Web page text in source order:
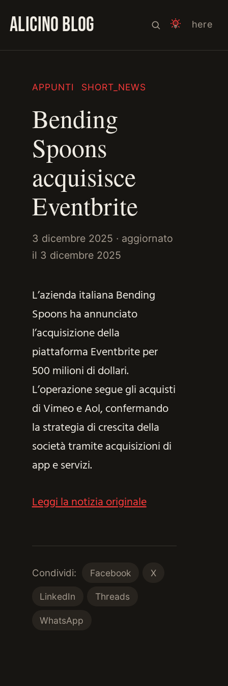
ALICINO BLOG here
APPUNTI SHORT_NEWS
Bending
Spoons
acquisisce
Eventbrite
3 dicembre 2025 · aggiornato
il 3 dicembre 2025
L’azienda italiana Bending
Spoons ha annunciato
l’acquisizione della
piattaforma Eventbrite per
500 milioni di dollari.
L’operazione segue gli acquisti
di Vimeo e Aol, confermando
la strategia di crescita della
società tramite acquisizioni di
app e servizi.
Leggi la notizia originale
Condividi: Facebook X
LinkedIn Threads
WhatsApp